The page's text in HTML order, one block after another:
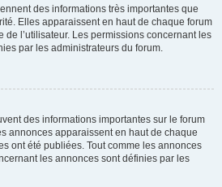
des informations très importantes que
Elles apparaissent en haut de chaque forum
l’utilisateur. Les permissions concernant les
par les administrateurs du forum.
des informations importantes sur le forum
annonces apparaissent en haut de chaque
ont été publiées. Tout comme les annonces
les annonces sont définies par les